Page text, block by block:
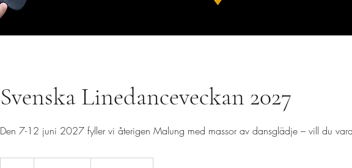
Svenska Linedanceveckan 2027
Den 7-12 juni 2027 fyller vi återigen Malung med massor av dansglädje – vill du